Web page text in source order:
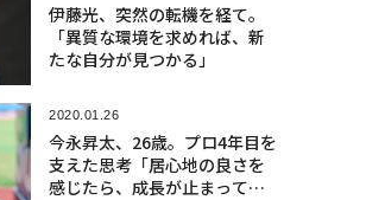
伊藤光、突然の転機を経て。
「異質な環境を求めれば、新
たな自分が見つかる」
2020.01.26
今永昇太、26歳。プロ4年目を
支えた思考「居心地の良さを
感じたら、成長が止まってい